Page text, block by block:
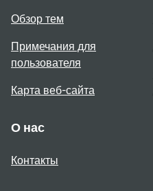
Обзор тем
Примечания для
пользователя
Карта веб-сайта
О нас
Контакты